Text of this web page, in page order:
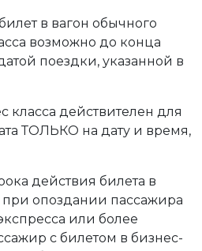
в вагон обычного
возможно до конца
поездки, указанной в
класса действителен для
ТОЛЬКО на дату и время,
действия билета в
при опоздании пассажира
или более
с билетом в бизнес-